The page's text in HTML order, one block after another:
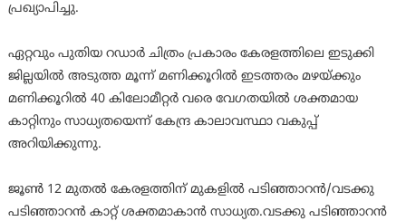
പ്രഖ്യാപിച്ചു.
ഏറ്റവും പുതിയ റഡാര്‍ ചിത്രം പ്രകാരം കേരളത്തിലെ ഇടുക്കി
ജില്ലയില്‍ അടുത്ത മൂന്ന് മണിക്കൂറില്‍ ഇടത്തരം മഴയ്ക്കും
മണിക്കൂറില്‍ 40 കിലോമീറ്റര്‍ വരെ വേഗതയില്‍ ശക്തമായ
കാറ്റിനും സാധ്യതയെന്ന് കേന്ദ്ര കാലാവസ്ഥാ വകുപ്പ്
അറിയിക്കുന്നു.
ജൂണ്‍ 12 മുതല്‍ കേരളത്തിന് മുകളില്‍ പടിഞ്ഞാറന്‍/വടക്കു
പടിഞ്ഞാറന്‍ കാറ്റ് ശക്തമാകാന്‍ സാധ്യത.വടക്കു പടിഞ്ഞാറന്‍